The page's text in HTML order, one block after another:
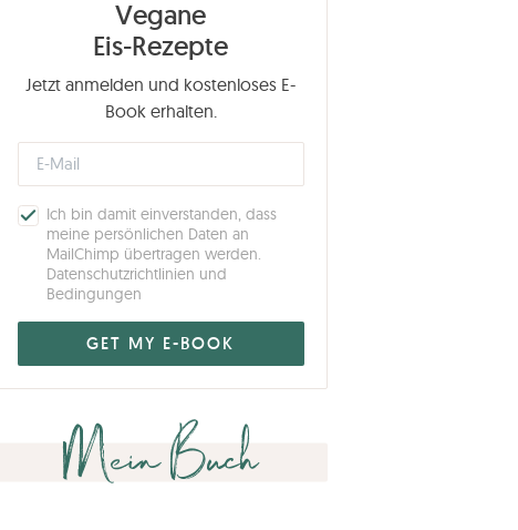
Vegane
Eis-Rezepte
Jetzt anmelden und kostenloses E-
Book erhalten.
Ich bin damit einverstanden, dass
meine persönlichen Daten an
MailChimp übertragen werden.
Datenschutzrichtlinien und
Bedingungen
Mein Buch